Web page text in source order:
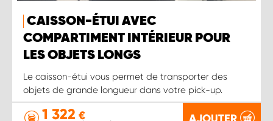
CAISSON-ÉTUI AVEC
COMPARTIMENT INTÉRIEUR POUR
LES OBJETS LONGS
Le caisson-étui vous permet de transporter des
objets de grande longueur dans votre pick-up.
1 322 €